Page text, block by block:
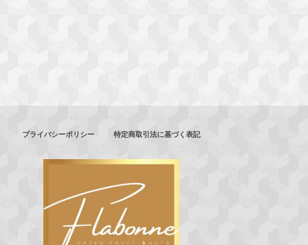
プライバシーポリシー 特定商取引法に基づく表記